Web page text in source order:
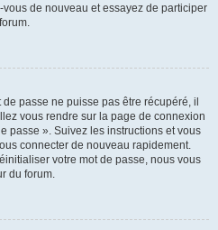
de nouveau et essayez de participer
passe ne puisse pas être récupéré, il
vous rendre sur la page de connexion
passe ». Suivez les instructions et vous
connecter de nouveau rapidement.
votre mot de passe, nous vous
du forum.